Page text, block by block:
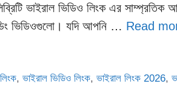
ভাইরাল ভিডিও লিংক এর সাম্প্রতিক
ভিডিওগুলো। যদি আপনি … Read
,ভাইরাল ভিডিও লিংক,ভাইরাল লিংক 2026,